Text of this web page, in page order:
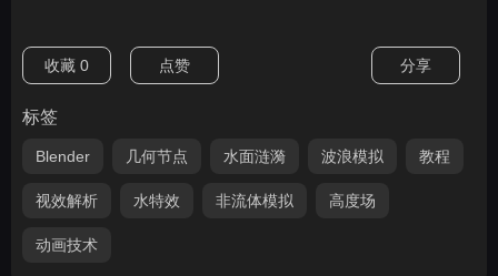
收藏 0 点赞 分享
标签
Blender 几何节点 水面涟漪 波浪模拟 教程
视效解析 水特效 非流体模拟 高度场
动画技术